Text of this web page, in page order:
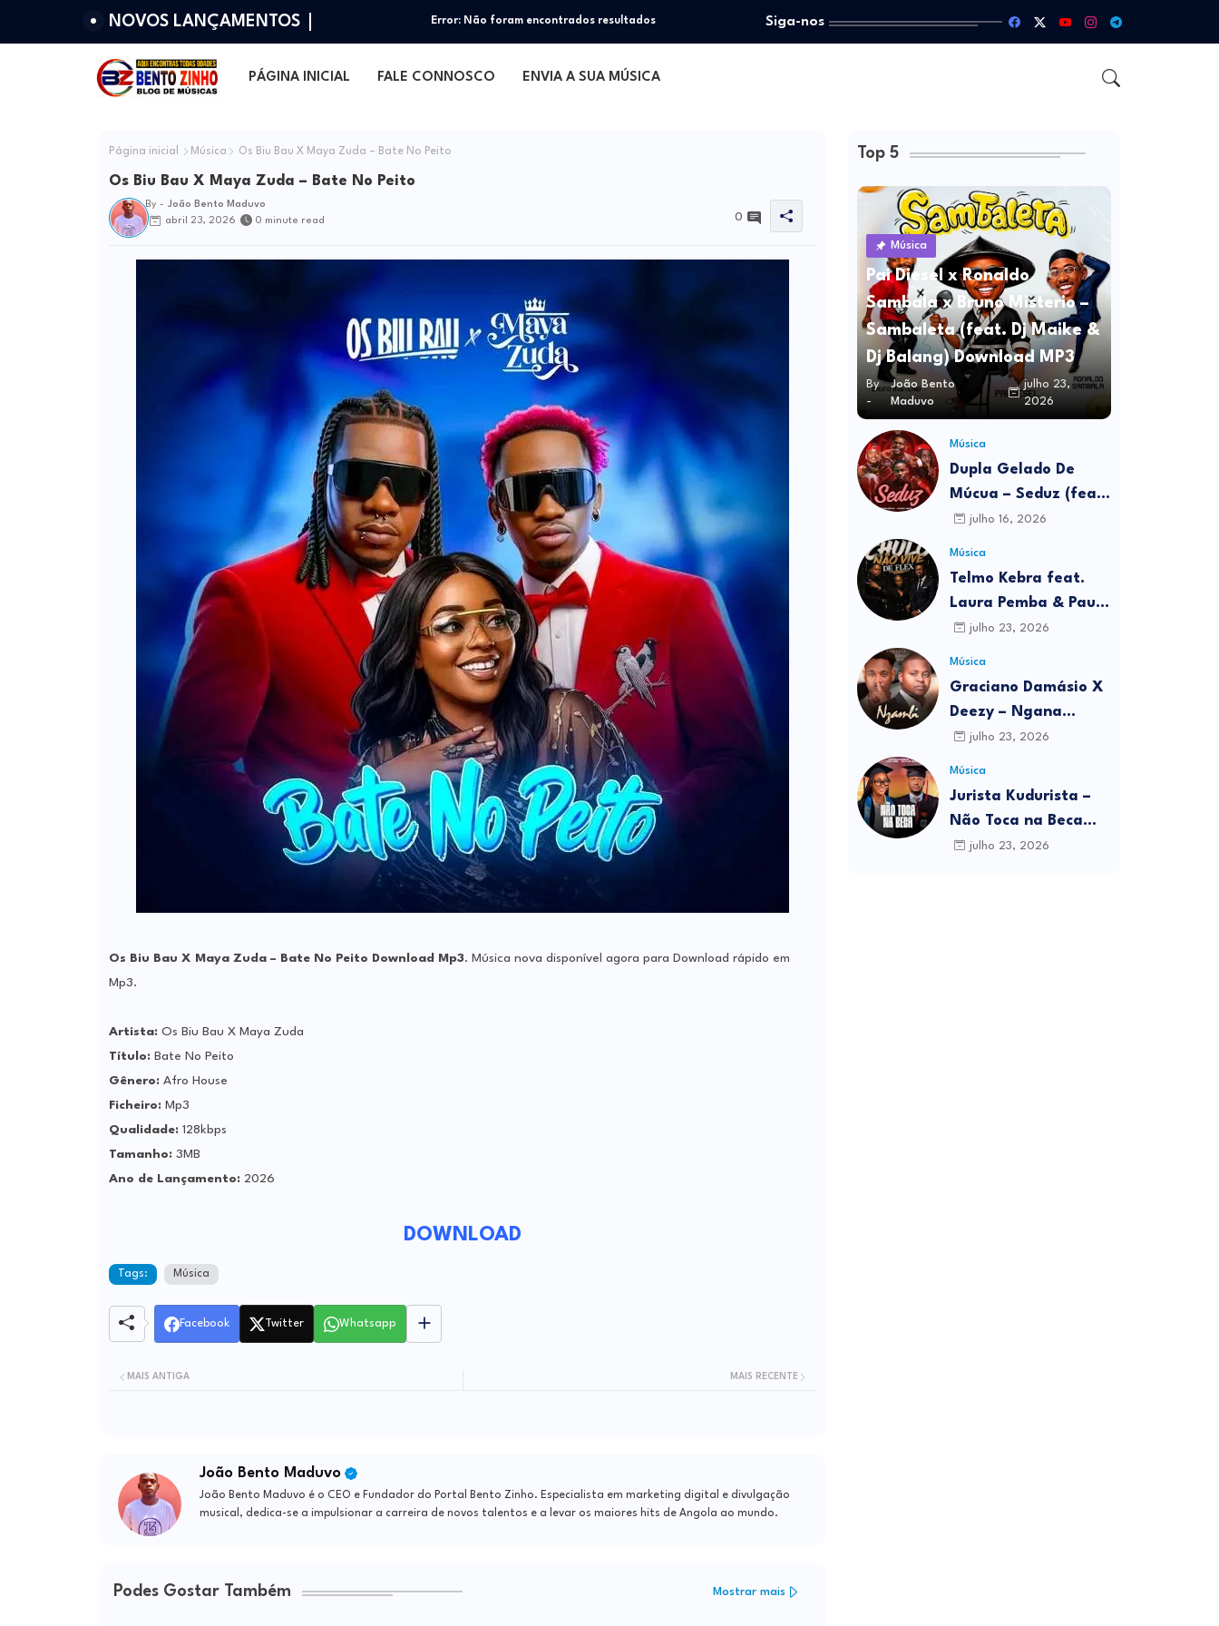
NOVOS LANÇAMENTOS Error: Não foram encontrados resultados Siga-nos
PÁGINA INICIAL FALE CONNOSCO ENVIA A SUA MÚSICA
Página inicial Música Os Biu Bau X Maya Zuda – Bate No Peito
Os Biu Bau X Maya Zuda – Bate No Peito
By - João Bento Maduvo
abril 23, 2026
0 minute read 0
Os Biu Bau X Maya Zuda – Bate No Peito Download Mp3. Música nova disponível agora para Download rápido em
Mp3.
Artista:Os Biu Bau X Maya Zuda
Título:Bate No Peito
Gênero:Afro House
Ficheiro: Mp3
Qualidade: 128kbps
Tamanho:3MB
Ano de Lançamento: 2026
DOWNLOAD
Tags: Música
Facebook Twitter Whatsapp
MAIS RECENTE
MAIS ANTIGA
João Bento Maduvo
João Bento Maduvo é o CEO e Fundador do Portal Bento Zinho. Especialista em marketing digital e divulgação
musical, dedica-se a impulsionar a carreira de novos talentos e a levar os maiores hits de Angola ao mundo.
Podes Gostar Também Mostrar mais
Top 5
Música
Pai Diesel x Ronaldo
Sambala x Bruno Misterio –
Sambaleta (feat. Dj Maike &
Dj Balang) Download MP3
By
-
João Bento
Maduvo
julho 23,
2026
Música
Dupla Gelado De
Múcua – Seduz (feat.
Johnny Berry & Teo
MP3
julho 16, 2026
Música
Telmo Kebra feat.
Laura Pemba & Paulo
Kibrilha – Chulo Não
julho 23, 2026
Música
Graciano Damásio X
Deezy – Ngana
Zambi Download MP3
julho 23, 2026
Música
Jurista Kudurista –
Não Toca na Beca
(feat. Anair Hebo &
julho 23, 2026